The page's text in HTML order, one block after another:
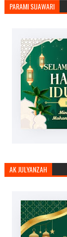
PARAMI SUAWARI
AK JULYANZAH